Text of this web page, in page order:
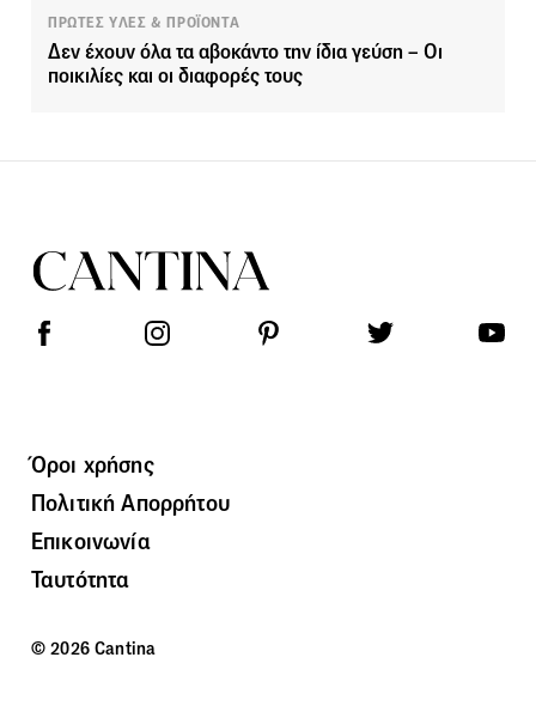
ΠΡΩΤΕΣ ΥΛΕΣ & ΠΡΟΪΟΝΤΑ
Δεν έχουν όλα τα αβοκάντο την ίδια γεύση – Οι
ποικιλίες και οι διαφορές τους
Όροι χρήσης
Πολιτική Απορρήτου
Επικοινωνία
Ταυτότητα
© 2026 Cantina